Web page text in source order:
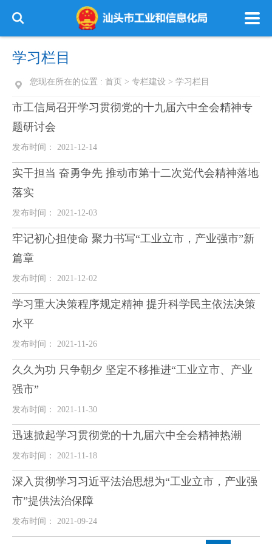
学习栏目
您现在所在的位置 : 首页 > 专栏建设 > 学习栏目
市工信局召开学习贯彻党的十九届六中全会精神专
题研讨会
发布时间： 2021-12-14
实干担当 奋勇争先 推动市第十二次党代会精神落地
落实
发布时间： 2021-12-03
牢记初心担使命 聚力书写“工业立市，产业强市”新
篇章
发布时间： 2021-12-02
学习重大决策程序规定精神 提升科学民主依法决策
水平
发布时间： 2021-11-26
久久为功 只争朝夕 坚定不移推进“工业立市、产业
强市”
发布时间： 2021-11-30
迅速掀起学习贯彻党的十九届六中全会精神热潮
发布时间： 2021-11-18
深入贯彻学习习近平法治思想为“工业立市，产业强
市”提供法治保障
发布时间： 2021-09-24